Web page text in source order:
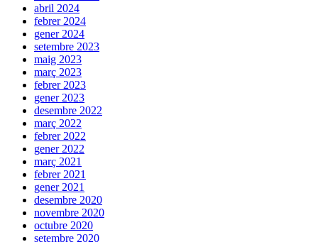
abril 2024
febrer 2024
gener 2024
setembre 2023
maig 2023
març 2023
febrer 2023
gener 2023
desembre 2022
març 2022
febrer 2022
gener 2022
març 2021
febrer 2021
gener 2021
desembre 2020
novembre 2020
octubre 2020
setembre 2020